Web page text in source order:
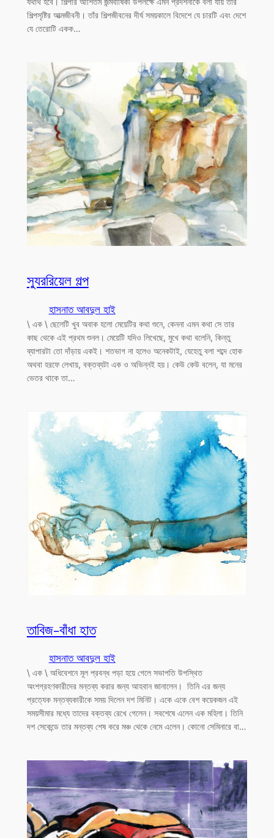
শিল্পসৃষ্টির আত্মজীবনী। তাঁর শিল্পজীবনের দীর্ঘ সময়কালে বিদেশে যে চারটি এবং দেশে
যে তেরোটি একক…
স্যুররিয়েল গল্প
হাসনাত আবদুল হাই
\ এক \ ছেলেটি খুব অবাক হলো মেয়েটির কথা শুনে, কেননা এমন কথা সে তার
কাছ থেকে এই প্রথম শুনল। মেয়েটি যদিও লিখেছে, মুখে কথা বলেনি, কিন্তু
ব্যাপারটা তো দাঁড়ায় একই। শতভাগ না হলেও অনেকটাই, যেহেতু বলা শব্দে হোক
অথবা হরফে লেখায়, বক্তব্যটা এক ও অভিন্নই হয়। কেউ কেউ বলেন, যা মনের
ভেতর থাকে তা…
তাবিজ-বাঁধা হাত
হাসনাত আবদুল হাই
\ এক \ অধিবেশনে মূল প্রবন্ধ পড়া হয়ে গেলে সভাপতি উপস্থিত
অংশগ্রহণকারীদের মন্তব্য করার জন্য আহবান জানালেন। তিনি এর জন্য
প্রত্যেক মন্তব্যকারীকে সময় দিলেন দশ মিনিট। একে একে বেশ কয়েকজন এই
সময়সীমার মধ্যে তাদের বক্তব্য রেখে গেলেন। সবশেষে এলেন এক মহিলা। তিনি
দশ সেকেন্ডে তার মন্তব্য শেষ করে মঞ্চ থেকে নেমে এলেন। কোনো সেমিনারে বা…